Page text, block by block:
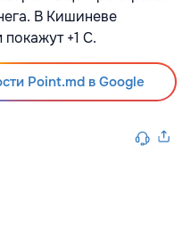
В Кишиневе
+1 С.
Point.md в Google